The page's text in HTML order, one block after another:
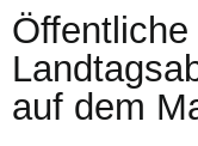
auf dem